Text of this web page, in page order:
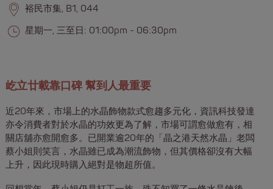
裕民市集, B1, 044
星期一, 三至日: 01:00pm - 06:30pm
屹立廿載靠口碑 幫到人最重要
近20年來，市場上的水晶飾物款式愈趨多元化，資訊科技發達
亦令消費者對於水晶的功效更為了解，市場可謂愈做愈有，相
關店舖亦愈開愈多。已開業逾20年的「晶之港天然水晶」老闆
蔡小姐則笑言，水晶雖已成為潮流飾物，但其價格卻沒有大幅
上升，因此現時購入絕對是物超所值。